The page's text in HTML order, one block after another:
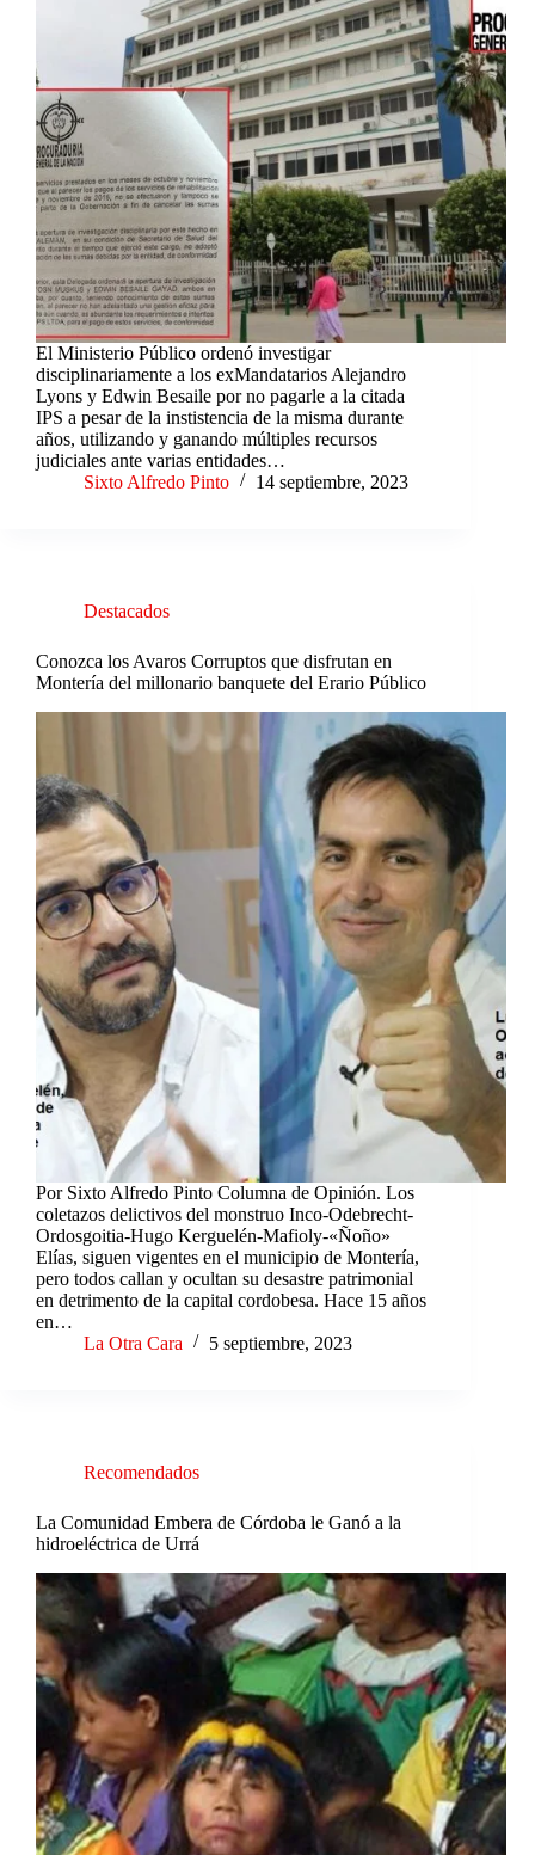
El Ministerio Público ordenó investigar
disciplinariamente a los exMandatarios Alejandro
Lyons y Edwin Besaile por no pagarle a la citada
IPS a pesar de la instistencia de la misma durante
años, utilizando y ganando múltiples recursos
judiciales ante varias entidades…
Sixto Alfredo Pinto
14 septiembre, 2023
Destacados
Conozca los Avaros Corruptos que disfrutan en
Montería del millonario banquete del Erario Público
Por Sixto Alfredo Pinto Columna de Opinión. Los
coletazos delictivos del monstruo Inco-Odebrecht-
Ordosgoitia-Hugo Kerguelén-Mafioly-«Ñoño»
Elías, siguen vigentes en el municipio de Montería,
pero todos callan y ocultan su desastre patrimonial
en detrimento de la capital cordobesa. Hace 15 años
en…
La Otra Cara
5 septiembre, 2023
Recomendados
La Comunidad Embera de Córdoba le Ganó a la
hidroeléctrica de Urrá